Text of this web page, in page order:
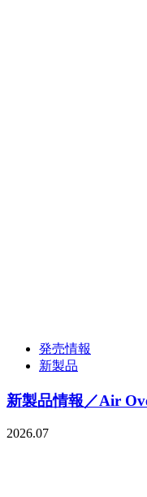
発売情報
新製品
新製品情報／Air
2026.07